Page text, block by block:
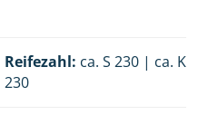
Reifezahl: ca. S 230 | ca. K
230